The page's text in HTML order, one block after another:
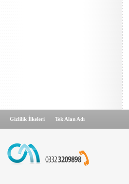
Gizlilik İlkeleri Tek Alan Adı